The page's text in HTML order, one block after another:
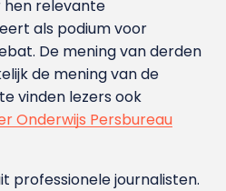
hen relevante
als podium voor
De mening van derden
de mening van de
vinden lezers ook
Onderwijs Persbureau
professionele journalisten.